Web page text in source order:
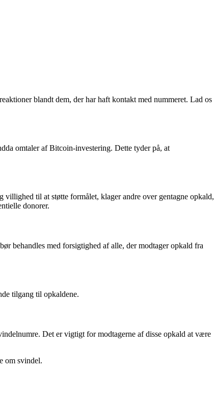
blandt dem, der har haft kontakt med nummeret. Lad os
omtaler af Bitcoin-investering. Dette tyder på, at
til at støtte formålet, klager andre over gentagne opkald,
donorer.
behandles med forsigtighed af alle, der modtager opkald fra
tilgang til opkaldene.
Det er vigtigt for modtagerne af disse opkald at være
om svindel.